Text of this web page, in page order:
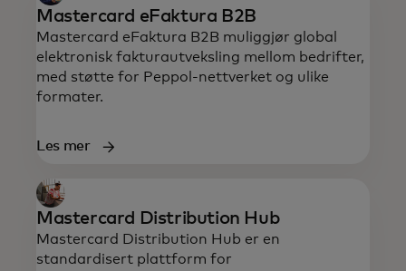
Mastercard eFaktura B2B
Mastercard eFaktura B2B muliggjør global
elektronisk fakturautveksling mellom bedrifter,
med støtte for Peppol-nettverket og ulike
formater.
Les mer
Mastercard Distribution Hub
Mastercard Distribution Hub er en
standardisert plattform for